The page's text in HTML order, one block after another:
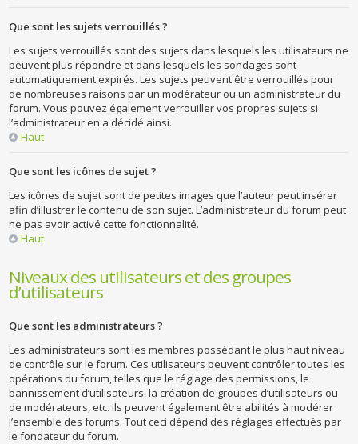
Que sont les sujets verrouillés ?
Les sujets verrouillés sont des sujets dans lesquels les utilisateurs ne
peuvent plus répondre et dans lesquels les sondages sont
automatiquement expirés. Les sujets peuvent être verrouillés pour
de nombreuses raisons par un modérateur ou un administrateur du
forum. Vous pouvez également verrouiller vos propres sujets si
l’administrateur en a décidé ainsi.
Haut
Que sont les icônes de sujet ?
Les icônes de sujet sont de petites images que l’auteur peut insérer
afin d’illustrer le contenu de son sujet. L’administrateur du forum peut
ne pas avoir activé cette fonctionnalité.
Haut
Niveaux des utilisateurs et des groupes
d’utilisateurs
Que sont les administrateurs ?
Les administrateurs sont les membres possédant le plus haut niveau
de contrôle sur le forum. Ces utilisateurs peuvent contrôler toutes les
opérations du forum, telles que le réglage des permissions, le
bannissement d’utilisateurs, la création de groupes d’utilisateurs ou
de modérateurs, etc. Ils peuvent également être abilités à modérer
l’ensemble des forums. Tout ceci dépend des réglages effectués par
le fondateur du forum.